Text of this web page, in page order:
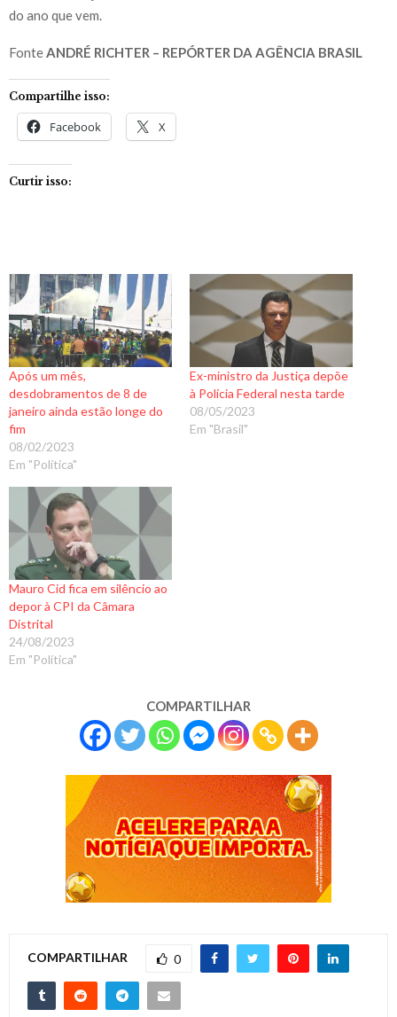
do ano que vem.
Fonte ANDRÉ RICHTER – REPÓRTER DA AGÊNCIA BRASIL
Compartilhe isso:
Facebook X
Curtir isso:
Após um mês,
desdobramentos de 8 de
janeiro ainda estão longe do
fim
08/02/2023
Em "Política"
Ex-ministro da Justiça depõe
à Polícia Federal nesta tarde
08/05/2023
Em "Brasil"
Mauro Cid fica em silêncio ao
depor à CPI da Câmara
Distrital
24/08/2023
Em "Política"
COMPARTILHAR
COMPARTILHAR 0